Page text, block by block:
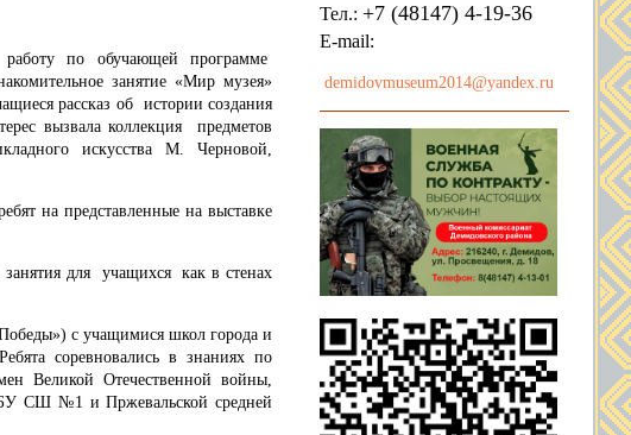
по обучающей программе
занятие «Мир музея»
рассказ об истории создания
вызвала коллекция предметов
искусства М. Черновой,
на представленные на выставке
для учащихся как в стенах
с учащимися школ города и
соревновались в знаниях по
Великой Отечественной войны,
СШ №1 и Пржевальской средней
Тел.: +7 (48147) 4-19-36
E-mail:
demidovmuseum2014@yandex.ru